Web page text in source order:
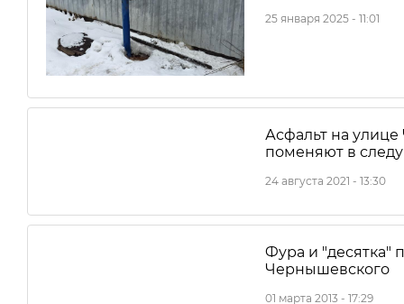
25 января 2025 - 11:01
Асфальт на
поменяют в
24 августа 2021 - 13:30
Фура и "десятка"
Чернышевского
01 марта 2013 - 17:29